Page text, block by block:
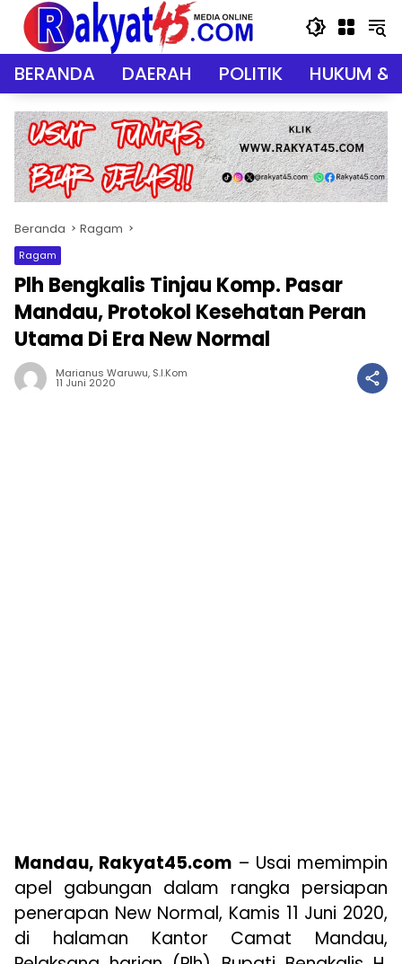
Langsung
konten
BERANDA DAERAH POLITIK HUKUM &
Beranda Ragam
Ragam
Plh Bengkalis Tinjau Komp. Pasar
Mandau, Protokol Kesehatan Peran
Utama Di Era New Normal
Marianus Waruwu, S.I.Kom
11 Juni 2020
Mandau, Rakyat45.com – Usai memimpin
apel gabungan dalam rangka persiapan
penerapan New Normal, Kamis 11 Juni 2020,
di halaman Kantor Camat Mandau,